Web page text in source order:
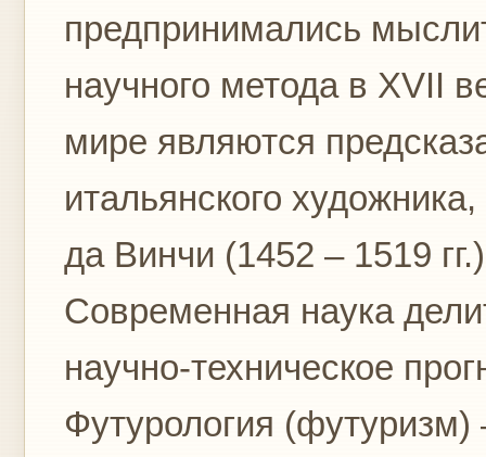
предпринимались
научного метода в XVII
мире являются
итальянского
да Винчи (1452 – 1519
Современная наука
научно-техническое
Футурология (футуризм)